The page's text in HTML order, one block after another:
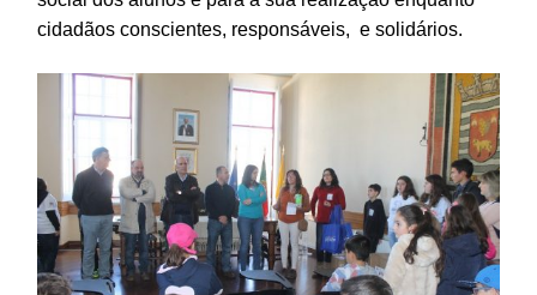
cidadãos conscientes, responsáveis, e solidários.